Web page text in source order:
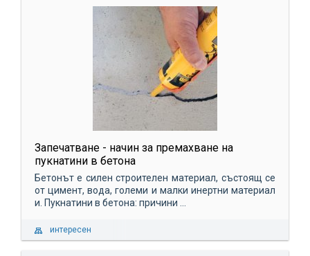
Запечатване - начин за премахване на
пукнатини в бетона
Бетонът е силен строителен материал, състоящ се
от цимент, вода, големи и малки инертни материал
и. Пукнатини в бетона: причини ...
интересен